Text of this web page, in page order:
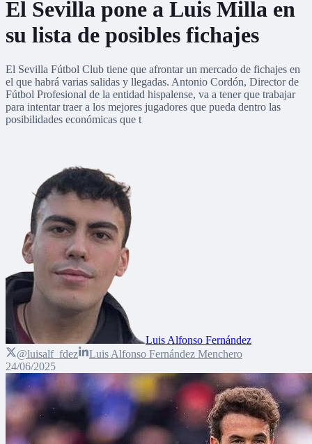
El Sevilla pone a Luis Milla en
su lista de posibles fichajes
El Sevilla Fútbol Club tiene que afrontar un mercado de fichajes en
el que habrá varias salidas y llegadas. Antonio Cordón, Director de
Fútbol Profesional de la entidad hispalense, va a tener que trabajar
para intentar traer a los mejores jugadores que pueda dentro las
posibilidades económicas que t
Luis Alfonso Fernández
@luisalf_fdez
Luis Alfonso Fernández Menchero
24/06/2025